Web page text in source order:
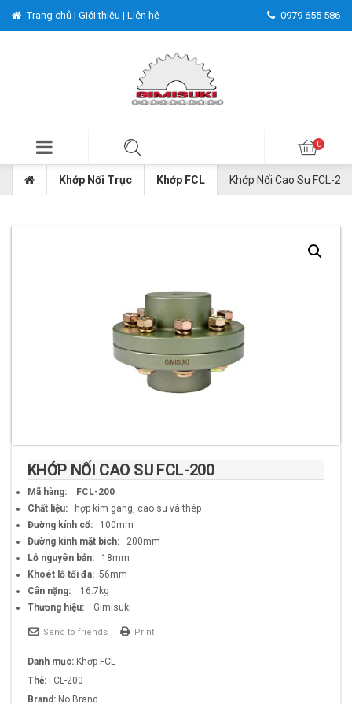
Trang chủ | Giới thiệu | Liên hệ 0979 655 586
Khớp Nối Trục Khớp FCL Khớp Nối Cao Su FCL-
KHỚP NỐI CAO SU FCL-200
Mã hàng:
FCL-200
Chất liệu: hợp kim gang, cao su và thép
Đường kính cổ: 100mm
Đường kính mặt bích: 200mm
Lỗ nguyên bản: 18mm
Khoét lỗ tối đa: 56mm
Cân nặng: 16.7kg
Thương hiệu:
Gimisuki
Send to friends Print
Danh mục: Khớp FCL
Thẻ: FCL-200
Brand: No Brand